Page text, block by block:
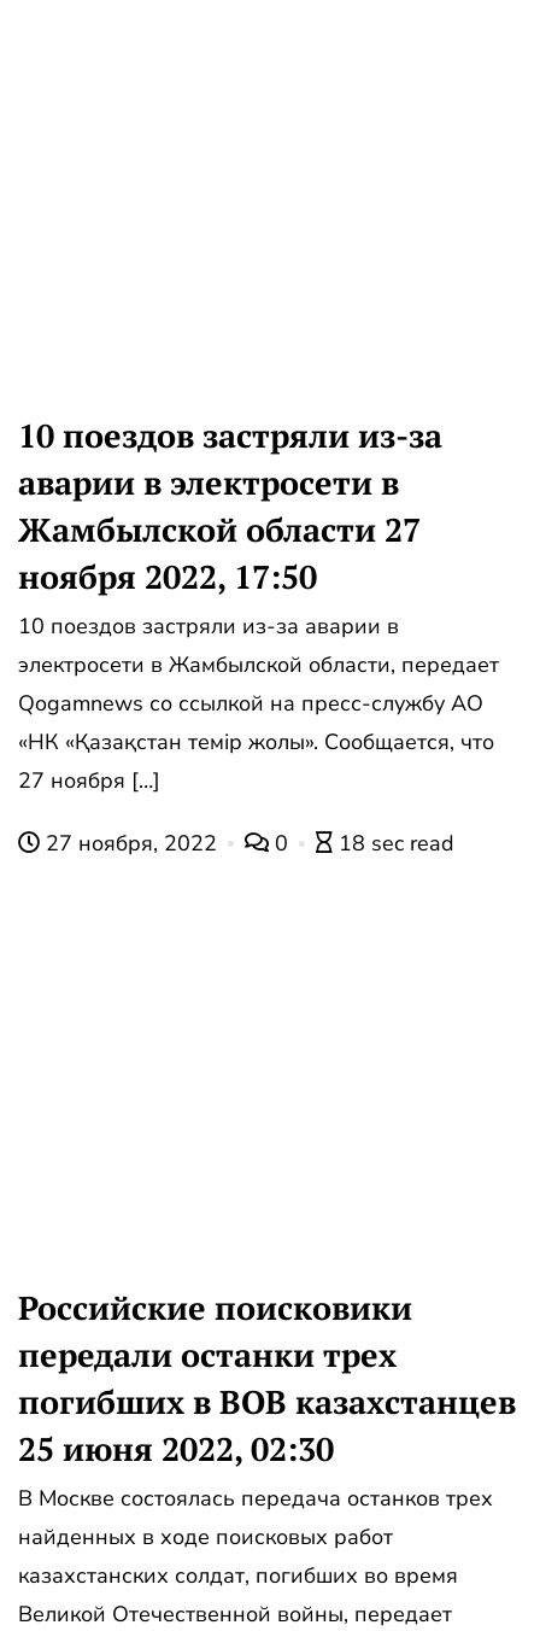
10 поездов застряли из-за
аварии в электросети в
Жамбылской области 27
ноября 2022, 17:50
10 поездов застряли из-за аварии в
электросети в Жамбылской области, передает
Qogamnews со ссылкой на пресс-службу АО
«НК «Қазақстан темір жолы». Сообщается, что
27 ноября […]
27 ноября, 2022 0 18 sec read
Российские поисковики
передали останки трех
погибших в ВОВ казахстанцев
25 июня 2022, 02:30
В Москве состоялась передача останков трех
найденных в ходе поисковых работ
казахстанских солдат, погибших во время
Великой Отечественной войны, передает